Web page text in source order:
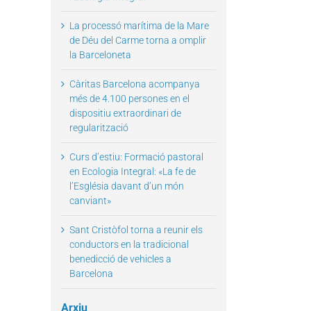
La processó marítima de la Mare
de Déu del Carme torna a omplir
la Barceloneta
Càritas Barcelona acompanya
més de 4.100 persones en el
dispositiu extraordinari de
regularització
Curs d’estiu: Formació pastoral
en Ecologia Integral: «La fe de
l’Església davant d’un món
canviant»
Sant Cristòfol torna a reunir els
conductors en la tradicional
benedicció de vehicles a
Barcelona
Arxiu